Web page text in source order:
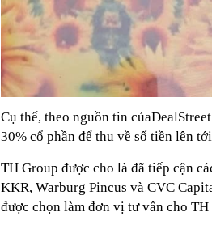
Cụ thể, theo nguồn tin
30% cổ phần để thu về số tiền lên
TH Group được cho là đã tiếp cận
KKR, Warburg Pincus và CVC
được chọn làm đơn vị tư vấn cho